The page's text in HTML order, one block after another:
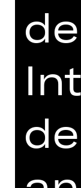
Größe
weniger
verliert
Erden,
Kleiner
In seiner
Roman
einer